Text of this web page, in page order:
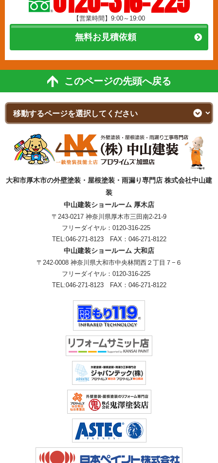
【営業時間】9:00～19:00
無料お見積依頼
このページの先頭へ戻る
大和市厚木市の外壁塗装・屋根塗装・雨漏り専門店 株式会社中山建
装
中山建装ショールーム 厚木店
〒243-0217 神奈川県厚木市三田南2-21-9
フリーダイヤル： 0120-316-225
TEL:046-271-8123 FAX：046-271-8122
中山建装ショールーム 大和店
〒242-0008 神奈川県大和市中央林間西２丁目７−６
フリーダイヤル： 0120-316-225
TEL:046-271-8123 FAX：046-271-8122